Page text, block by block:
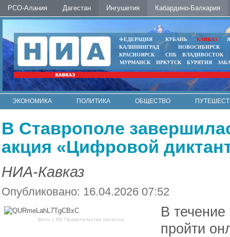
РСО-Алания Дагестан Ингушетия Кабардино-Балкария
ФЕДЕРАЦИЯ КУБАНЬ КАВКАЗ
КАЛИНИНГРАД
НОВОСИБИРСК
КРАСНОЯРСК
СПБ
ВЛАДИВОСТОК
МУРМАНСК
ИРКУТСК БУРЯТИЯ
ЭКОНОМИКА ПОЛИТИКА ОБЩЕСТВО
В Ставрополе
акция «Цифровой
НИА-Кавказ
Опубликовано: 16.04.2026 07:52
фото с ВК Правительства региона.
В
пройти